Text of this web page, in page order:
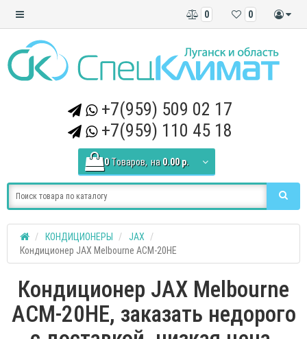
0
0
+7(959) 509 02 17
+7(959) 110 45 18
0 Tоваров, на 0.00 р.
КОНДИЦИОНЕРЫ
JAX
Кондиционер JAX Melbourne ACM-20HE
Кондиционер JAX Melbourne
ACM-20HE, заказать недорого